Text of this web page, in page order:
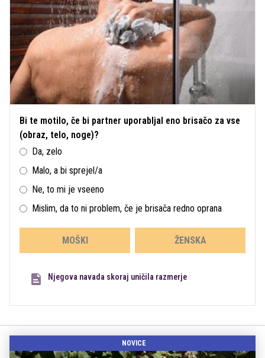
Bi te motilo, če bi partner uporabljal eno brisačo za vse
(obraz, telo, noge)?
Da, zelo
Malo, a bi sprejel/a
Ne, to mi je vseeno
Mislim, da to ni problem, če je brisača redno oprana
MOŠKI ŽENSKA
Njegova navada skoraj uničila razmerje
NOVICE